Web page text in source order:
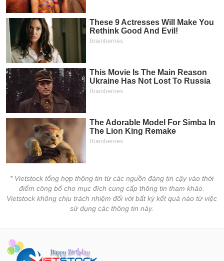
* Vietstock tổng hợp thông tin từ các nguồn đáng tin cậy vào thời
điểm công bố cho mục đích cung cấp thông tin tham khảo.
Vietstock không chịu trách nhiệm đối với bất kỳ kết quả nào từ việc
sử dụng các thông tin này.